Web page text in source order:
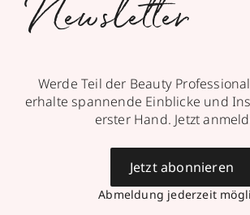
Newsletter
Werde Teil der Beauty
erhalte spannende Einblicke und
erster Hand. Jetzt
Abmeldung jederzeit
Jetzt abonnieren